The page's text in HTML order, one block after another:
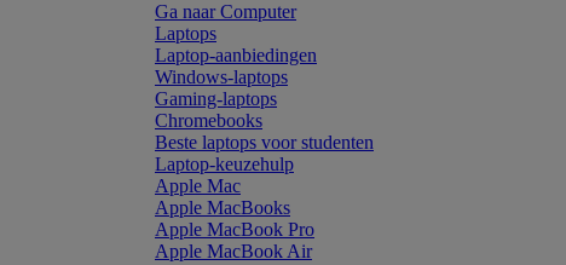
Ga naar Computer
Laptops
Laptop-aanbiedingen
Windows-laptops
Gaming-laptops
Chromebooks
Beste laptops voor studenten
Laptop-keuzehulp
Apple Mac
Apple MacBooks
Apple MacBook Pro
Apple MacBook Air